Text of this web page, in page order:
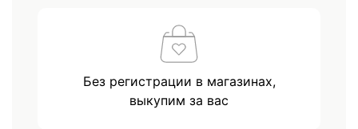
Без регистрации в магазинах,
выкупим за вас